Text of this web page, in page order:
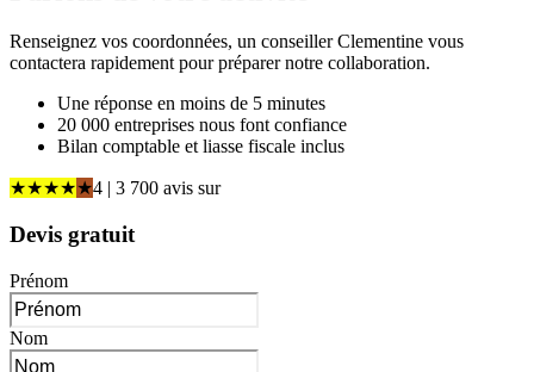
Renseignez vos coordonnées, un conseiller Clementine vous
contactera rapidement pour préparer notre collaboration.
Une réponse en moins de 5 minutes
20 000 entreprises nous font confiance
Bilan comptable et liasse fiscale inclus
★★★★★4 | 3 700 avis sur
Devis gratuit
Prénom
Nom